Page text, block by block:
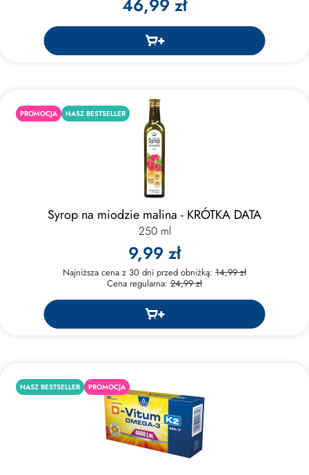
46,99 zł
PROMOCJA NASZ BESTSELLER
Syrop na miodzie malina - KRÓTKA DATA
250 ml
9,99 zł
Najniższa cena z 30 dni przed obniżką: 14,99 zł
Cena regularna: 24,99 zł
NASZ BESTSELLER PROMOCJA